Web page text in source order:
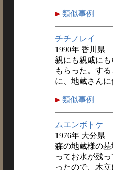
類似事例
チチノレイ
1990年 香川県
親にも親戚に
もらった。す
に、地蔵さん
類似事例
ムエンボトケ
1976年 大分県
森の地蔵様の
ってお水が残
ったので、木